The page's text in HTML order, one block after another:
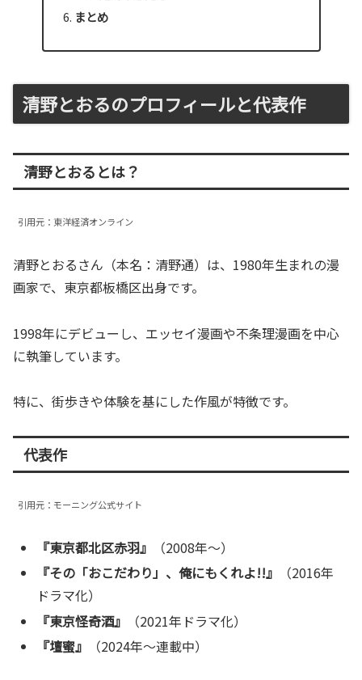
まとめ
清野とおるのプロフィールと代表作
清野とおるとは？
引用元：東洋経済オンライン
清野とおるさん（本名：清野通）は、1980年生まれの漫
画家で、東京都板橋区出身です。
1998年にデビューし、エッセイ漫画や不条理漫画を中心
に執筆しています。
特に、街歩きや体験を基にした作風が特徴です。
代表作
引用元：モーニング公式サイト
『東京都北区赤羽』
（2008年～）
『その「おこだわり」、俺にもくれよ!!』
（2016年
ドラマ化）
『東京怪奇酒』
（2021年ドラマ化）
『壇蜜』
（2024年～連載中）